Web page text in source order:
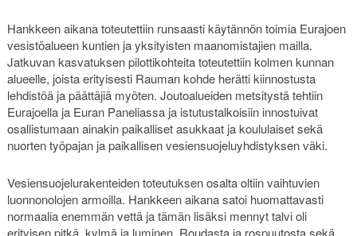
Hankkeen aikana toteutettiin runsaasti käytännön toimia Eurajoen
vesistöalueen kuntien ja yksityisten maanomistajien mailla.
Jatkuvan kasvatuksen pilottikohteita toteutettiin kolmen kunnan
alueelle, joista erityisesti Rauman kohde herätti kiinnostusta
lehdistöä ja päättäjiä myöten. Joutoalueiden metsitystä tehtiin
Eurajoella ja Euran Paneliassa ja istutustalkoisiin innostuivat
osallistumaan ainakin paikalliset asukkaat ja koululaiset sekä
nuorten työpajan ja paikallisen vesiensuojeluyhdistyksen väki.
Vesiensuojelurakenteiden toteutuksen osalta oltiin vaihtuvien
luonnonolojen armoilla. Hankkeen aikana satoi huomattavasti
normaalia enemmän vettä ja tämän lisäksi mennyt talvi oli
erityisen pitkä, kylmä ja luminen. Roudasta ja rospuutosta sekä